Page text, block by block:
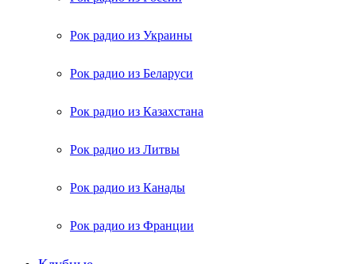
Рок радио из Украины
Рок радио из Беларуси
Рок радио из Казахстана
Рок радио из Литвы
Рок радио из Канады
Рок радио из Франции